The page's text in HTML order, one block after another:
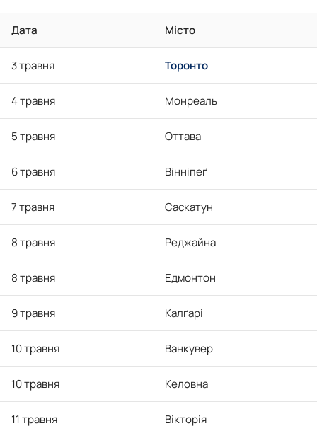
Дата Місто
3 травня Торонто
4 травня Монреаль
5 травня Оттава
6 травня Вінніпеґ
7 травня Саскатун
8 травня Реджайна
8 травня Едмонтон
9 травня Калґарі
10 травня Ванкувер
10 травня Келовна
11 травня Вікторія